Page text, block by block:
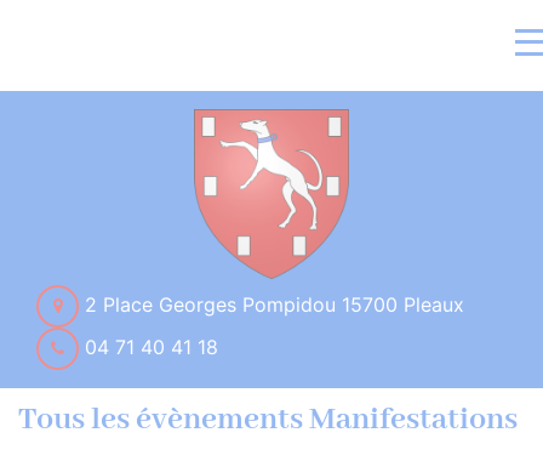
2 Place Georges Pompidou 15700 Pleaux
04 71 40 41 18
Tous les évènements Manifestations